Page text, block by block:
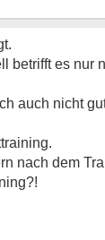
betrifft es nur
auch nicht
nach dem